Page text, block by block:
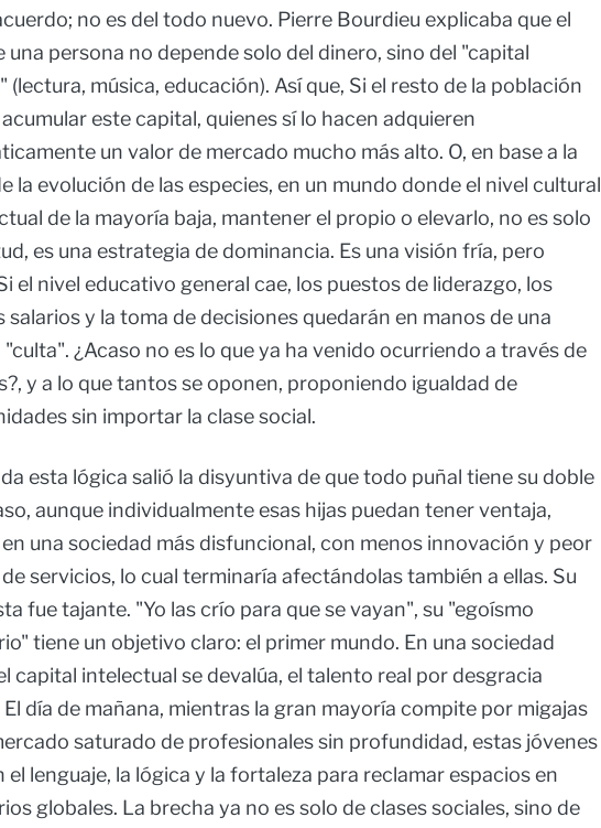
no es del todo nuevo. Pierre Bourdieu explicaba que el
una persona no depende solo del dinero, sino del "capital
(lectura, música, educación). Así que, Si el resto de la población
este capital, quienes sí lo hacen adquieren
un valor de mercado mucho más alto. O, en base a la
la evolución de las especies, en un mundo donde el nivel cultural
de la mayoría baja, mantener el propio o elevarlo, no es solo
es una estrategia de dominancia. Es una visión fría, pero
el nivel educativo general cae, los puestos de liderazgo, los
salarios y la toma de decisiones quedarán en manos de una
¿Acaso no es lo que ya ha venido ocurriendo a través de
y a lo que tantos se oponen, proponiendo igualdad de
sin importar la clase social.
esta lógica salió la disyuntiva de que todo puñal tiene su doble
aunque individualmente esas hijas puedan tener ventaja,
una sociedad más disfuncional, con menos innovación y peor
servicios, lo cual terminaría afectándolas también a ellas. Su
fue tajante. "Yo las crío para que se vayan", su "egoísmo
tiene un objetivo claro: el primer mundo. En una sociedad
capital intelectual se devalúa, el talento real por desgracia
El día de mañana, mientras la gran mayoría compite por migajas
saturado de profesionales sin profundidad, estas jóvenes
el lenguaje, la lógica y la fortaleza para reclamar espacios en
globales. La brecha ya no es solo de clases sociales, sino de